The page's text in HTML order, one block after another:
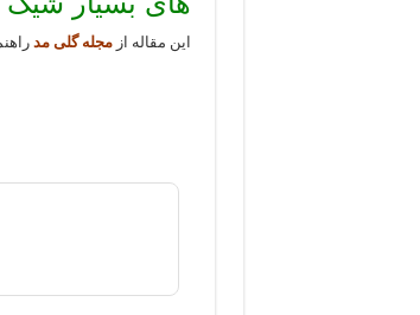
این مقاله ازمجله گلی مد